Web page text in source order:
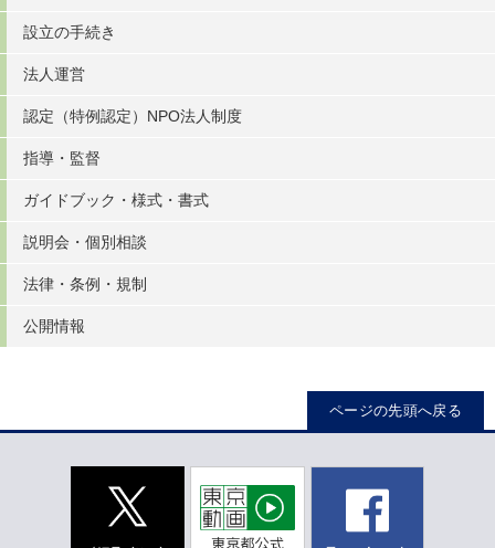
設立の手続き
法人運営
認定（特例認定）NPO法人制度
指導・監督
ガイドブック・様式・書式
説明会・個別相談
法律・条例・規制
公開情報
ページの先頭へ戻る